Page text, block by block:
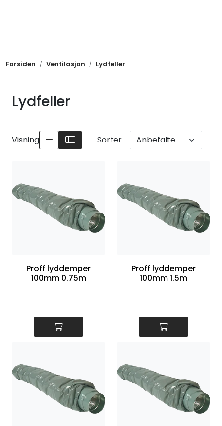
Forsiden Ventilasjon Lydfeller
Lydfeller
Visning Sorter
Proff lyddemper
100mm 0.75m
Proff lyddemper
100mm 1.5m
Takprodukter
Metaller
Festemidler
Nye produkter